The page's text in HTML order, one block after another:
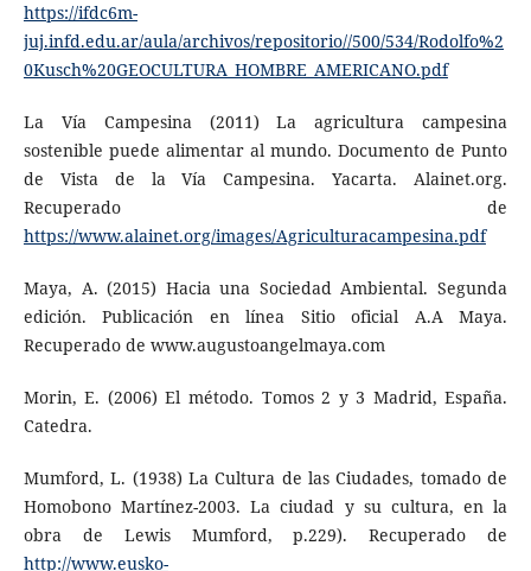
https://ifdc6m-
juj.infd.edu.ar/aula/archivos/repositorio//500/534/Rodolfo%2
0Kusch%20GEOCULTURA_HOMBRE_AMERICANO.pdf
La Vía Campesina (2011) La agricultura campesina
sostenible puede alimentar al mundo. Documento de Punto
de Vista de la Vía Campesina. Yacarta. Alainet.org.
Recuperado de
https://www.alainet.org/images/Agriculturacampesina.pdf
Maya, A. (2015) Hacia una Sociedad Ambiental. Segunda
edición. Publicación en línea Sitio oficial A.A Maya.
Recuperado de www.augustoangelmaya.com
Morin, E. (2006) El método. Tomos 2 y 3 Madrid, España.
Catedra.
Mumford, L. (1938) La Cultura de las Ciudades, tomado de
Homobono Martínez-2003. La ciudad y su cultura, en la
obra de Lewis Mumford, p.229). Recuperado de
http://www.eusko-